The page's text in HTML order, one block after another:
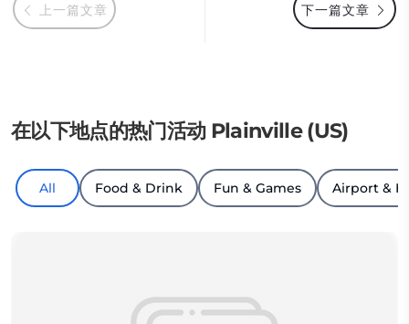
下一篇文章
上一篇文章
在以下地点的热门活动 Plainville (US)
All Food & Drink Fun & Games Airport &